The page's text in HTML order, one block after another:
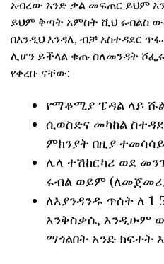
አብረው አንድ ቃል መፍጠር ይህም
ይህም ቅጣት አምስት ሺህ ሩብልስ
በእንዲህ እንዳለ, ብቻ አስተዳደር
ሊሆን ይችላል ቁጡ ስለመንዳት
የቀረቡ ናቸው:
የማቆሚያ ፔዳል ላይ
ሲወስድና መካከል
ምክንያት በዚያ
ሌላ ተሽከርካሪ ወደ
ሩብል ወይም
ለእያንዳንዱ ጥሰት ለ 1
እንቅስቃሴ, እንዲሁም
ማጎልበት አንድ ክፍተት